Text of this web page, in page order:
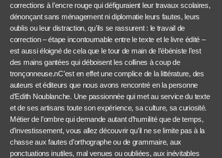
corrections à l’encre rouge qui défiguraient leur travaux scolaires,
dénonçant sans ménagement ni diplomatie leurs fautes, leurs
oublis ou leur distraction, qu’ils se rassurent : le travail de
correction – étape incontournable entre le texte et le livre édité –
est aussi éloigné de cela que le tour de main de l’ébéniste l’est
des mains gantées qui déboisent les collines à coup de
tronçonneuse.nC’est en effet une complice de la littérature, des
auteurs et éditeurs que nous avons rencontré en la personne
d’Edith Noublanche. Une passionnée qui met au service du texte
et de ses artisans toute son expérience, sa culture, sa curiosité.
Métier de l’ombre qui demande autant d’humilité que de temps,
d’investissement, vous allez découvrir qu’il ne se limite pas à la
chasse aux fautes d’orthographe ou de grammaire, aux
ponctuations inutiles, mal venues ou oubliées, aux inévitables